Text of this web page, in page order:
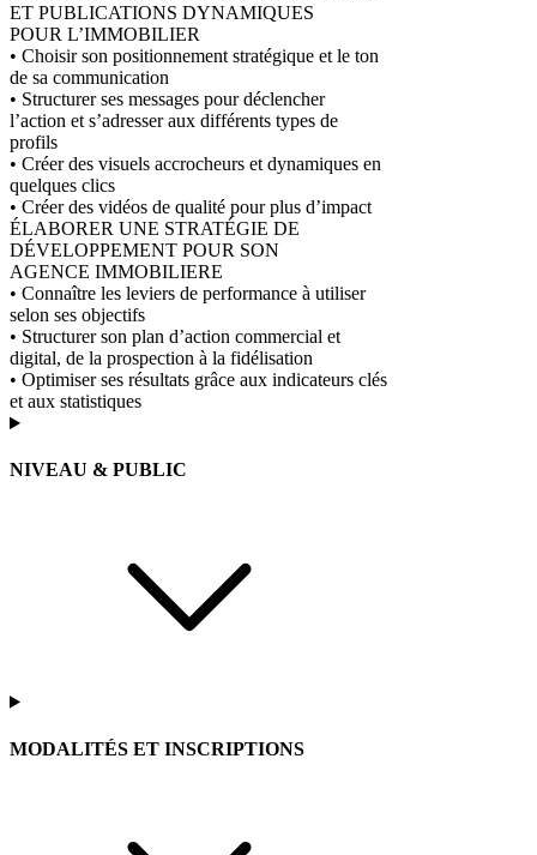
ET PUBLICATIONS DYNAMIQUES
POUR L’IMMOBILIER
• Choisir son positionnement stratégique et le ton
de sa communication
• Structurer ses messages pour déclencher
l’action et s’adresser aux différents types de
profils
• Créer des visuels accrocheurs et dynamiques en
quelques clics
• Créer des vidéos de qualité pour plus d’impact
ÉLABORER UNE STRATÉGIE DE
DÉVELOPPEMENT POUR SON
AGENCE IMMOBILIERE
• Connaître les leviers de performance à utiliser
selon ses objectifs
• Structurer son plan d’action commercial et
digital, de la prospection à la fidélisation
• Optimiser ses résultats grâce aux indicateurs clés
et aux statistiques
NIVEAU & PUBLIC
MODALITÉS ET INSCRIPTIONS